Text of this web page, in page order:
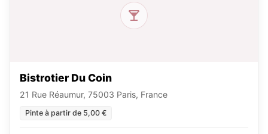
Bistrotier Du Coin
21 Rue Réaumur, 75003 Paris, France
Pinte à partir de 5,00 €